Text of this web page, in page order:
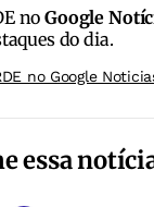
noGoogle
do dia.
no Google
essa